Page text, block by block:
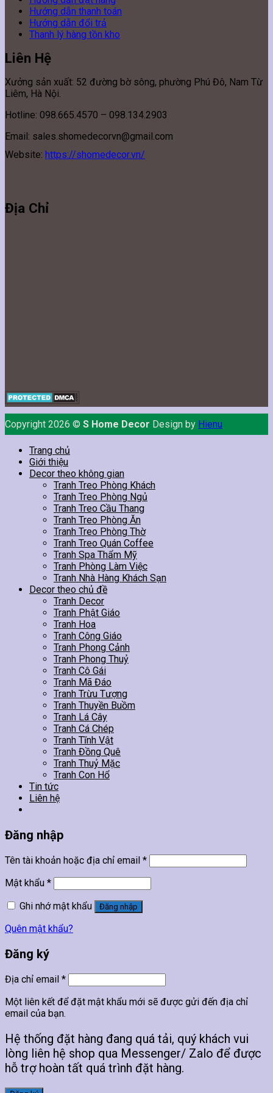
Hướng dẫn thanh toán
Hướng dẫn đổi trả
Thanh lý hàng tồn kho
Liên Hệ
Xưởng sản xuất: 52 đường bờ sông, phường Phú Đô, Nam Từ
Liêm, Hà Nội.
Hotline: 098.665.4570 – 098.134.2903
Email: sales.shomedecorvn@gmail.com
Website: https://shomedecor.vn/
Địa Chỉ
Copyright 2026 © S Home Decor Design by Hienu
Trang chủ
Giới thiệu
Decor theo không gian
Tranh Treo Phòng Khách
Tranh Treo Phòng Ngủ
Tranh Treo Cầu Thang
Tranh Treo Phòng Ăn
Tranh Treo Phòng Thờ
Tranh Treo Quán Coffee
Tranh Spa Thẩm Mỹ
Tranh Phòng Làm Việc
Tranh Nhà Hàng Khách Sạn
Decor theo chủ đề
Tranh Decor
Tranh Phật Giáo
Tranh Hoa
Tranh Công Giáo
Tranh Phong Cảnh
Tranh Phong Thuỷ
Tranh Cô Gái
Tranh Mã Đáo
Tranh Trừu Tượng
Tranh Thuyền Buồm
Tranh Lá Cây
Tranh Cá Chép
Tranh Tĩnh Vật
Tranh Đồng Quê
Tranh Thuỷ Mặc
Tranh Con Hổ
Tin tức
Liên hệ
Đăng nhập
Tên tài khoản hoặc địa chỉ email *
Mật khẩu *
Ghi nhớ mật khẩu
Đăng nhập
Quên mật khẩu?
Đăng ký
Địa chỉ email *
Một liên kết để đặt mật khẩu mới sẽ được gửi đến địa chỉ
email của bạn.
Hệ thống đặt hàng đang quá tải, quý khách vui
lòng liên hệ shop qua Messenger/ Zalo để được
hỗ trợ hoàn tất quá trình đặt hàng.